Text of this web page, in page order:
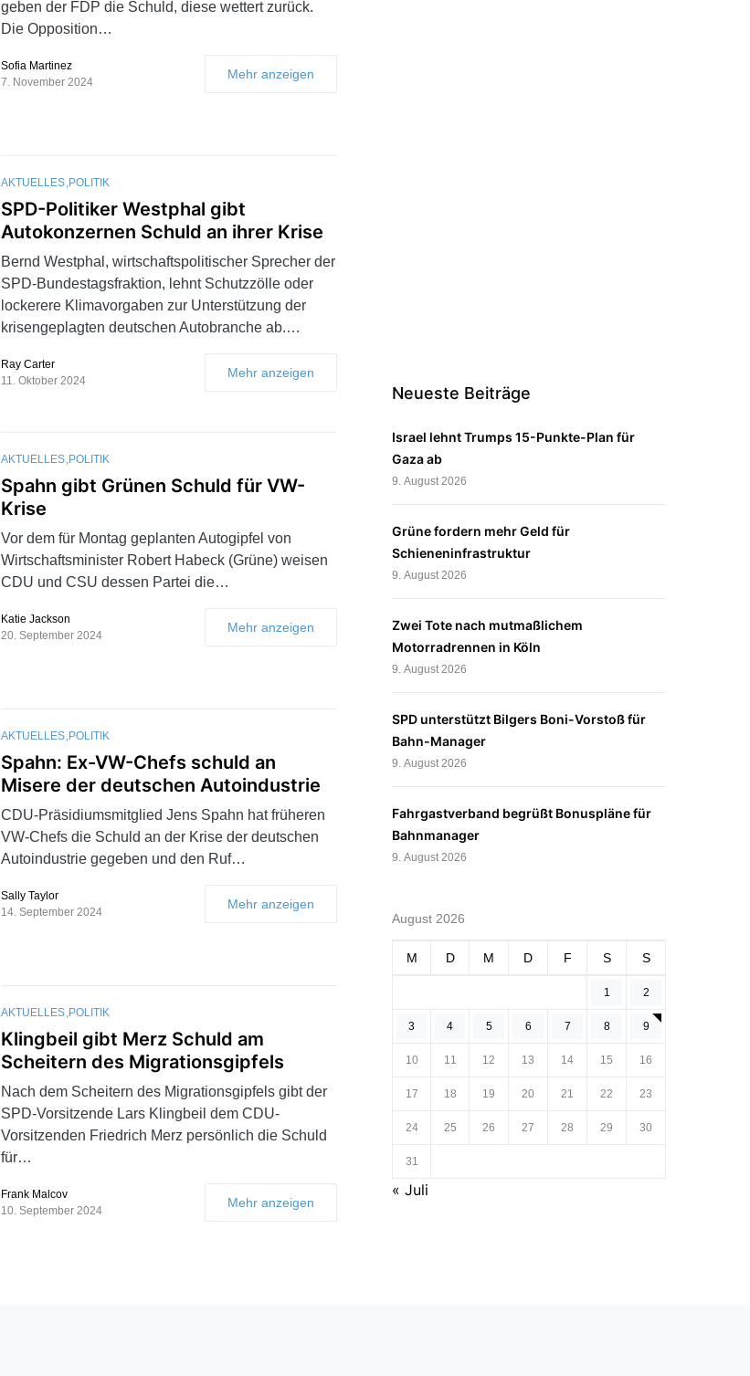
geben der FDP die Schuld, diese wettert zurück.
Die Opposition…
Sofia Martinez
7. November 2024
Mehr anzeigen
AKTUELLES POLITIK
SPD-Politiker Westphal gibt
Autokonzernen Schuld an ihrer Krise
Bernd Westphal, wirtschaftspolitischer Sprecher der
SPD-Bundestagsfraktion, lehnt Schutzzölle oder
lockerere Klimavorgaben zur Unterstützung der
krisengeplagten deutschen Autobranche ab.…
Ray Carter
11. Oktober 2024
Mehr anzeigen
AKTUELLES POLITIK
Spahn gibt Grünen Schuld für VW-
Krise
Vor dem für Montag geplanten Autogipfel von
Wirtschaftsminister Robert Habeck (Grüne) weisen
CDU und CSU dessen Partei die…
Katie Jackson
20. September 2024
Mehr anzeigen
AKTUELLES POLITIK
Spahn: Ex-VW-Chefs schuld an
Misere der deutschen Autoindustrie
CDU-Präsidiumsmitglied Jens Spahn hat früheren
VW-Chefs die Schuld an der Krise der deutschen
Autoindustrie gegeben und den Ruf…
Sally Taylor
14. September 2024
Mehr anzeigen
AKTUELLES POLITIK
Klingbeil gibt Merz Schuld am
Scheitern des Migrationsgipfels
Nach dem Scheitern des Migrationsgipfels gibt der
SPD-Vorsitzende Lars Klingbeil dem CDU-
Vorsitzenden Friedrich Merz persönlich die Schuld
für…
Frank Malcov
10. September 2024
Mehr anzeigen
Neueste Beiträge
Israel lehnt Trumps 15-Punkte-Plan für
Gaza ab
9. August 2026
Grüne fordern mehr Geld für
Schieneninfrastruktur
9. August 2026
Zwei Tote nach mutmaßlichem
Motorradrennen in Köln
9. August 2026
SPD unterstützt Bilgers Boni-Vorstoß für
Bahn-Manager
9. August 2026
Fahrgastverband begrüßt Bonuspläne für
Bahnmanager
9. August 2026
August 2026
M D M D F S S
1 2
3 4 5 6 7 8 9
10 11 12 13 14 15 16
17 18 19 20 21 22 23
24 25 26 27 28 29 30
31
« Juli